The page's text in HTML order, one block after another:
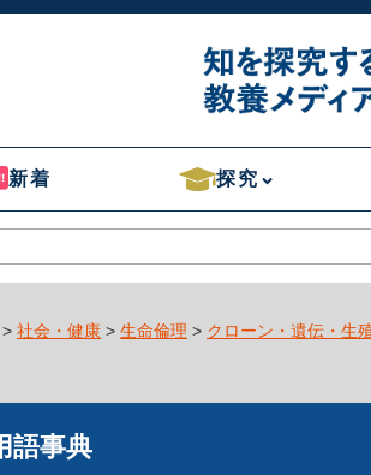
新着 探究
> 社会・健康 > 生命倫理 > クローン・遺伝・生
語事典